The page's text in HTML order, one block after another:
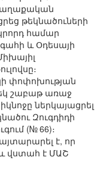
թեկնածուների
համար
և Օդեսայի
փոփոխության
շաբաթ առաջ
ներկայացրել
Զուգդիդի
(№ 66)։
է, որ
վստահ է ՄԱՇ